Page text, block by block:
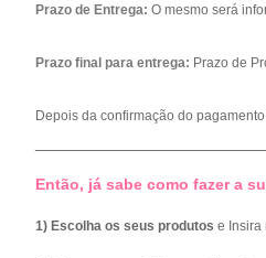
Prazo de Entrega: O mesmo será
Prazo final para entrega: Prazo de
Depois da confirmação do
Então, já sabe como fazer a
1) Escolha os seus produtos e Insira